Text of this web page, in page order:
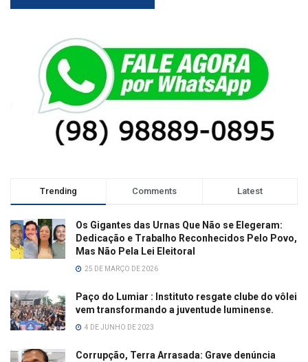
Trending Comments Latest
Os Gigantes das Urnas Que Não se Elegeram:
Dedicação e Trabalho Reconhecidos Pelo Povo,
Mas Não Pela Lei Eleitoral
25 DE MARÇO DE 2026
Paço do Lumiar : Instituto resgate clube do vôlei
vem transformando a juventude luminense.
4 DE JUNHO DE 2023
Corrupção, Terra Arrasada: Grave denúncia